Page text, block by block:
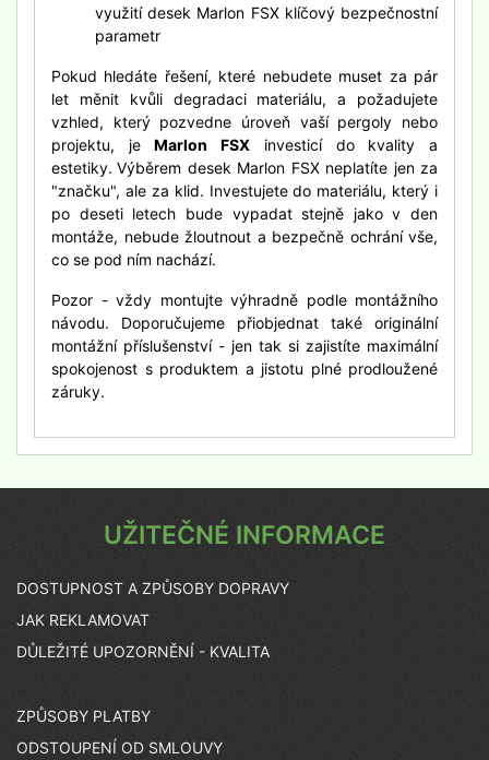
využití desek Marlon FSX klíčový bezpečnostní
parametr
Pokud hledáte řešení, které nebudete muset za pár
let měnit kvůli degradaci materiálu, a požadujete
vzhled, který pozvedne úroveň vaší pergoly nebo
projektu, jeMarlon FSX investicí do kvality a
estetiky. Výběrem desek Marlon FSX neplatíte jen za
"značku", ale za klid. Investujete do materiálu, který i
po deseti letech bude vypadat stejně jako v den
montáže, nebude žloutnout a bezpečně ochrání vše,
co se pod ním nachází.
Pozor - vždy montujte výhradně podle montážního
návodu. Doporučujeme přiobjednat také originální
montážní příslušenství - jen tak si zajistíte maximální
spokojenost s produktem a jistotu plné prodloužené
záruky.
UŽITEČNÉ INFORMACE
DOSTUPNOST A ZPŮSOBY DOPRAVY
JAK REKLAMOVAT
DŮLEŽITÉ UPOZORNĚNÍ - KVALITA
ZPŮSOBY PLATBY
ODSTOUPENÍ OD SMLOUVY